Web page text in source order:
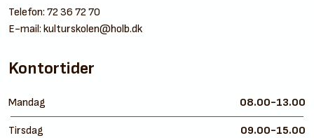
Telefon: 72 36 72 70
E-mail: kulturskolen@holb.dk
Kontortider
Mandag 08.00-13.00
Tirsdag 09.00-15.00